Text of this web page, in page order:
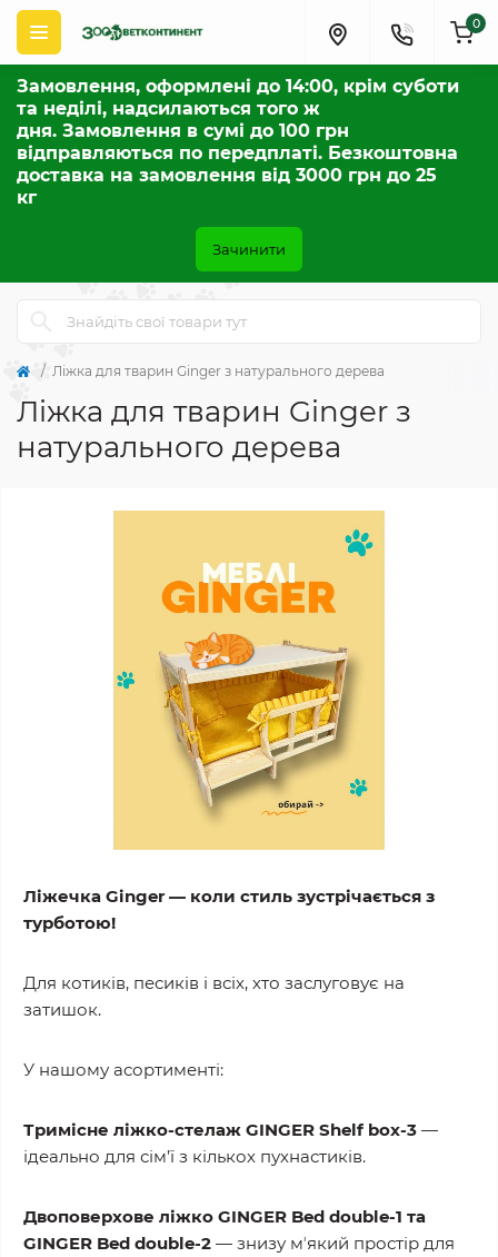
Замовлення, оформлені до 14:00, крім суботи
та неділі, надсилаються того ж
дня. Замовлення в сумі до 100 грн
відправляються по передплаті. Безкоштовна
доставка на замовлення від 3000 грн до 25
кг
Зачинити
0
Ліжка для тварин Ginger з натурального дерева
Ліжка для тварин Ginger з
натурального дерева
Ліжечка Ginger — коли стиль зустрічається з
турботою!
Для котиків, песиків і всіх, хто заслуговує на
затишок.
У нашому асортименті:
Тримісне ліжко-стелаж GINGER Shelf box-3 —
ідеально для сім’ї з кількох пухнастиків.
Двоповерхове ліжко GINGER Bed double-1 та
GINGER Bed double-2 — знизу мʼякий простір для